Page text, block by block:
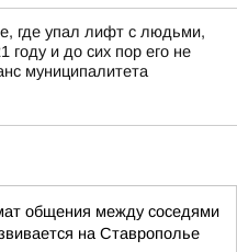
где упал лифт с людьми,
году и до сих пор его не
муниципалитета
общения между соседями
на Ставрополье